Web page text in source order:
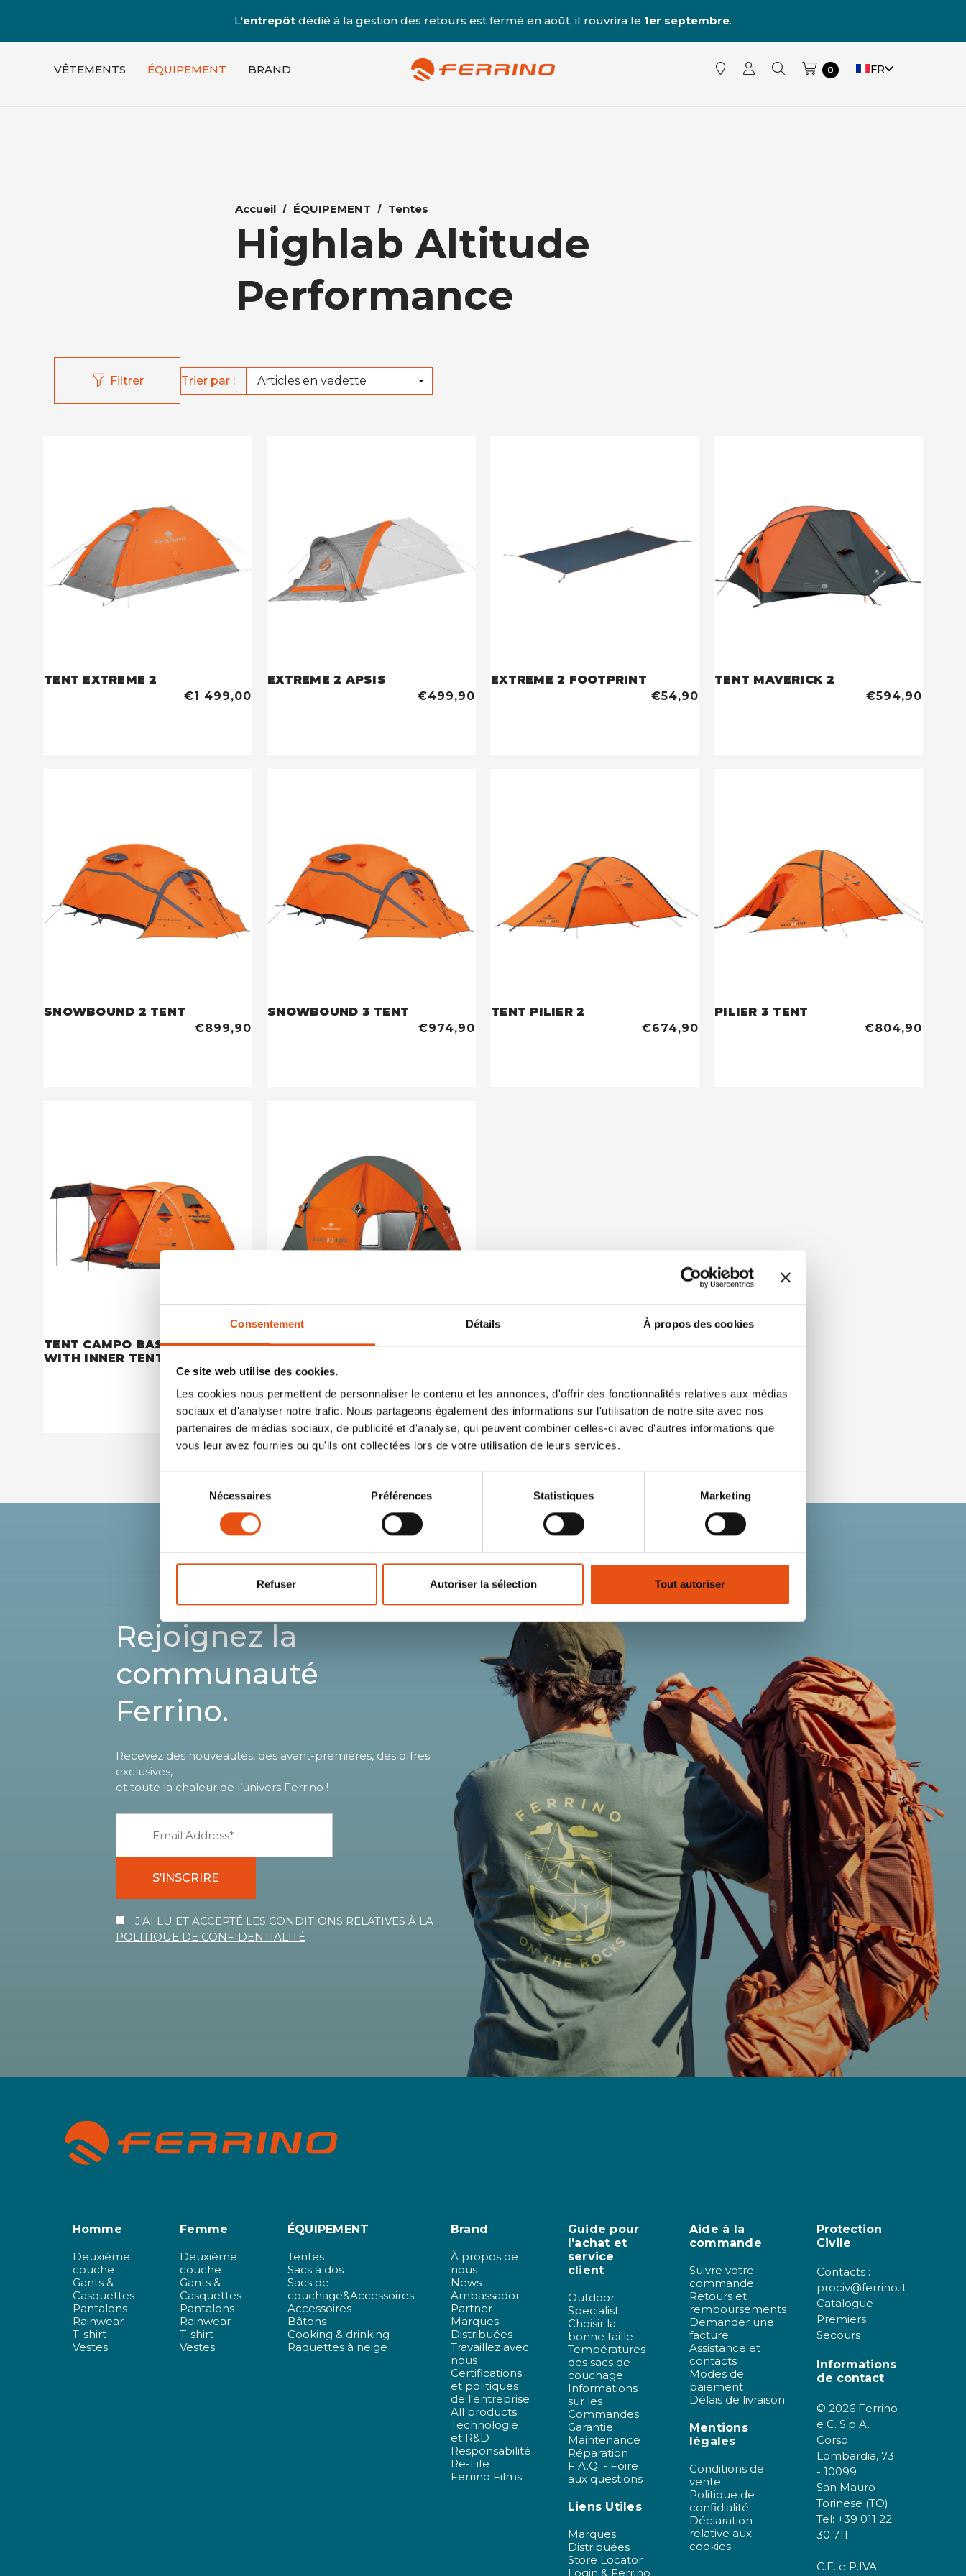
Consentement Détails À propos des cookies
Ce site web utilise des cookies.
Les cookies nous permettent de personnaliser le contenu et les annonces, d'offrir des fonctionnalités relatives aux médias
sociaux et d'analyser notre trafic. Nous partageons également des informations sur l'utilisation de notre site avec nos
partenaires de médias sociaux, de publicité et d'analyse, qui peuvent combiner celles-ci avec d'autres informations que
vous leur avez fournies ou qu'ils ont collectées lors de votre utilisation de leurs services.
consentement
Nécessaires Préférences Statistiques Marketing
Refuser Autoriser la sélection Tout autoriser
L'entrepôt dédié à la gestion des retours est fermé en août, il rouvrira le 1er septembre.
VÊTEMENTS ÉQUIPEMENT BRAND 0 FR
Accueil ÉQUIPEMENT Tentes
Highlab Altitude
Performance
Filtrer Trier par :
TENT EXTREME 2
€1 499,00
EXTREME 2 APSIS
€499,90
EXTREME 2 FOOTPRINT
€54,90
TENT MAVERICK 2
€594,90
SNOWBOUND 2 TENT
€899,90
SNOWBOUND 3 TENT
€974,90
TENT PILIER 2
€674,90
PILIER 3 TENT
€804,90
TENT CAMPO BASE FIRST AID
WITH INNER TENT
€1 899,90
TENT COLLE SUD (Inner +
Rejoignez la
communauté
Ferrino.
Recevez des nouveautés, des avant-premières, des offres
exclusives,
et toute la chaleur de l’univers Ferrino !
S’INSCRIRE
J'AI LU ET ACCEPTÉ LES CONDITIONS RELATIVES À LA
POLITIQUE DE CONFIDENTIALITÉ
Homme
Deuxième
couche
Gants &
Casquettes
Pantalons
Rainwear
T-shirt
Vestes
Femme
Deuxième
couche
Gants &
Casquettes
Pantalons
Rainwear
T-shirt
Vestes
ÉQUIPEMENT
Tentes
Sacs à dos
Sacs de
couchage&Accessoires
Accessoires
Bâtons
Cooking & drinking
Raquettes à neige
Brand
À propos de
nous
News
Ambassador
Partner
Marques
Distribuées
Travaillez avec
nous
Certifications
et politiques
de l'entreprise
All products
Technologie
et R&D
Responsabilité
Re-Life
Ferrino Films
Guide pour
l'achat et
service
client
Outdoor
Specialist
Choisir la
bonne taille
Températures
des sacs de
couchage
Informations
sur les
Commandes
Garantie
Maintenance
Réparation
F.A.Q. - Foire
aux questions
Liens Utiles
Marques
Distribuées
Store Locator
Login & Ferrino
Aide à la
commande
Suivre votre
commande
Retours et
remboursements
Demander une
facture
Assistance et
contacts
Modes de
paiement
Délais de livraison
Mentions
légales
Conditions de
vente
Politique de
confidialité
Déclaration
relative aux
cookies
Protection
Civile
Contacts :
prociv@ferrino.it
Catalogue
Premiers
Secours
Informations
de contact
© 2026 Ferrino
e C. S.p.A.
Corso
Lombardia, 73
- 10099
San Mauro
Torinese (TO)
Tel: +39 011 22
30 711
C.F. e P.IVA